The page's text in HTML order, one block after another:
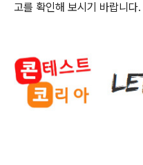
고를 확인해 보시기 바랍니다.